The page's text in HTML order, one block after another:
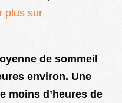
plus sur
de sommeil
environ. Une
moins d’heures de